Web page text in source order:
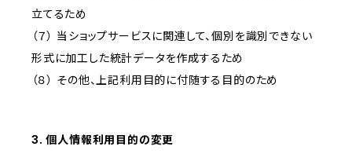
立てるため
（７） 当ショップサービスに関連して、個別を識別できない
形式に加工した統計データを作成するため
（８） その他、上記利用目的に付随する目的のため
3. 個人情報利用目的の変更